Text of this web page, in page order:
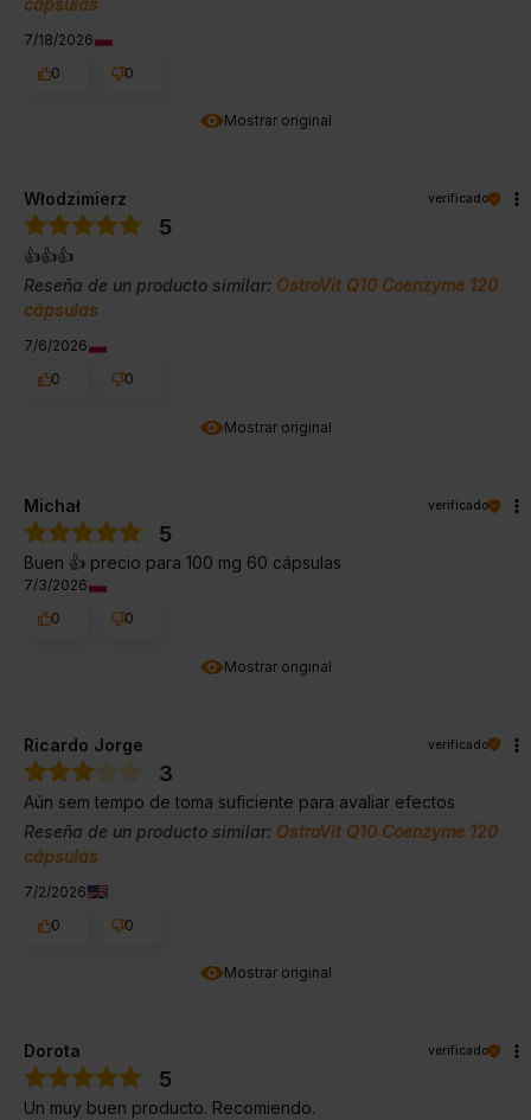
Mostrar original
7/18/2026
0
0
Mostrar original
Włodzimierz verificado
5
👍️👍️👍️
Reseña de un producto similar: OstroVit Q10 Coenzyme 120
cápsulas
7/6/2026
0
0
Mostrar original
Michał verificado
5
Buen 👍️ precio para 100 mg 60 cápsulas
7/3/2026
0
0
Mostrar original
Ricardo Jorge verificado
3
Aún sem tempo de toma suficiente para avaliar efectos
Reseña de un producto similar: OstroVit Q10 Coenzyme 120
cápsulas
7/2/2026
0
0
Dorota verificado
5
Un muy buen producto. Recomiendo.